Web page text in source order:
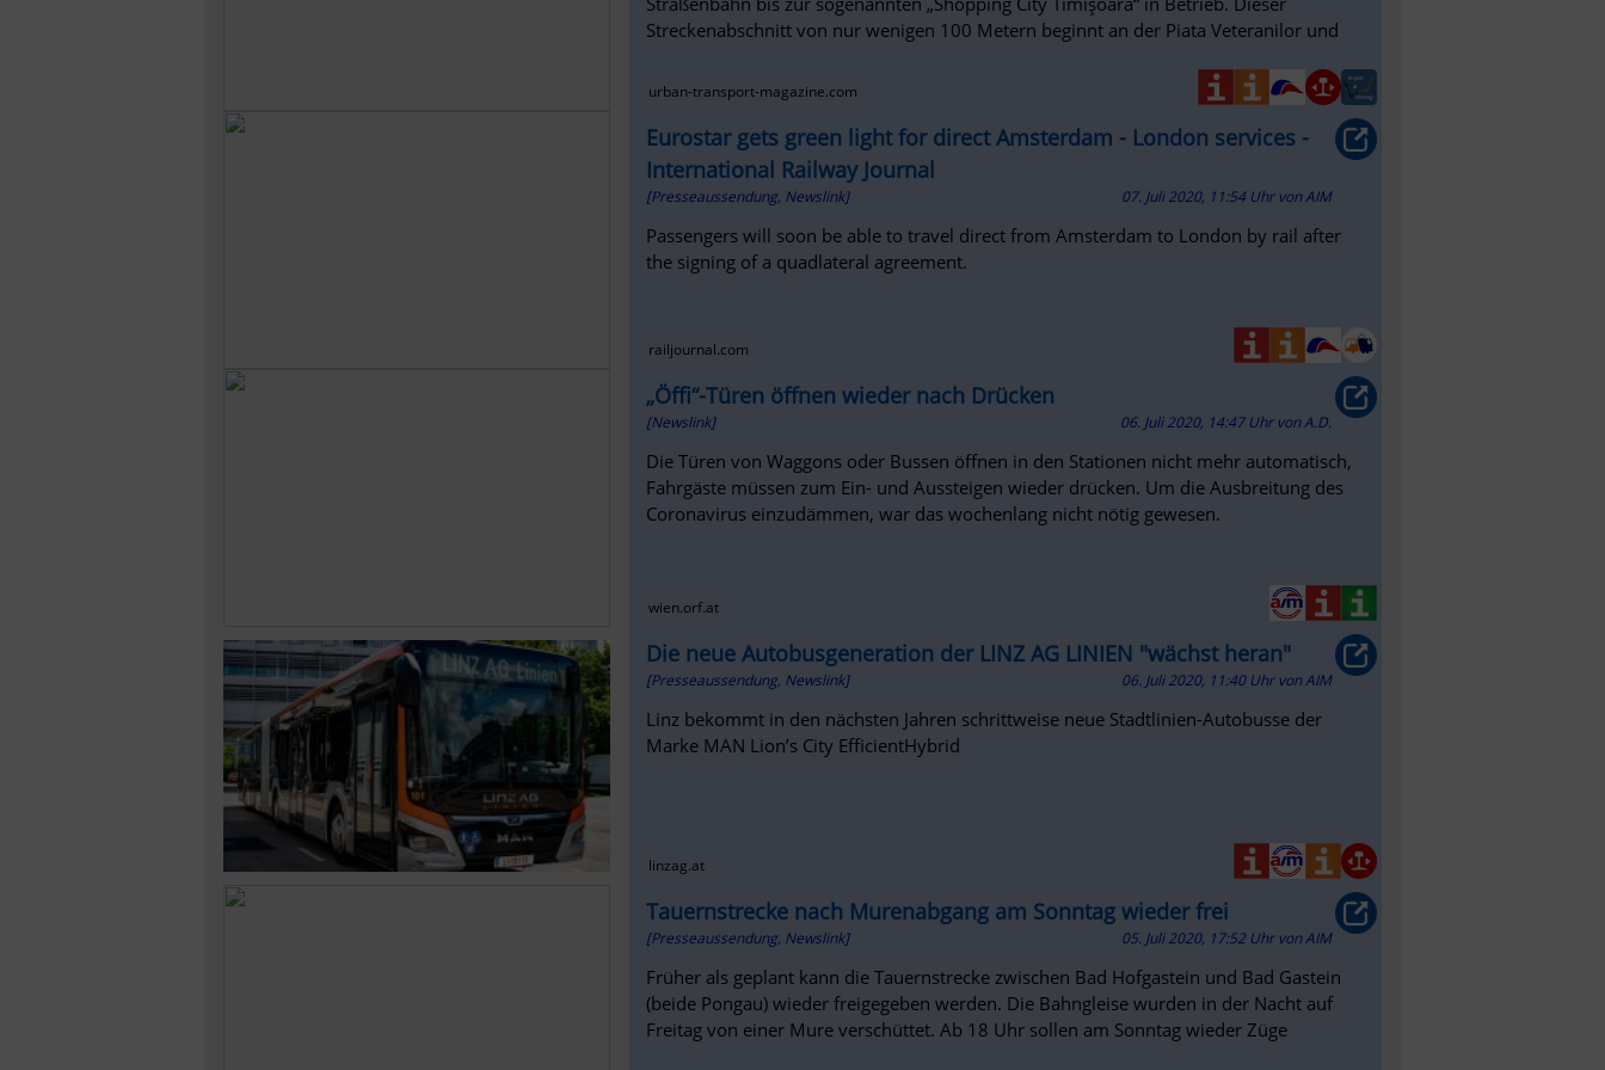
Streckenabschnitt von nur wenigen 100 Metern beginnt an der Piata Veteranilor und
urban-transport-magazine.com
Eurostar gets green light for direct Amsterdam - London services -
International Railway Journal
[Presseaussendung, Newslink] 07. Juli 2020, 11:54 Uhr vonAIM
Passengers will soon be able to travel direct from Amsterdam to London by rail after
the signing of a quadlateral agreement.
railjournal.com
„Öffi“-Türen öffnen wieder nach Drücken
[Newslink] 06. Juli 2020, 14:47 Uhr vonA.D.
Die Türen von Waggons oder Bussen öffnen in den Stationen nicht mehr automatisch,
Fahrgäste müssen zum Ein- und Aussteigen wieder drücken. Um die Ausbreitung des
Coronavirus einzudämmen, war das wochenlang nicht nötig gewesen.
wien.orf.at
Die neue Autobusgeneration der LINZ AG LINIEN "wächst heran"
[Presseaussendung, Newslink] 06. Juli 2020, 11:40 Uhr vonAIM
Linz bekommt in den nächsten Jahren schrittweise neue Stadtlinien-Autobusse der
Marke MAN Lion’s City EfficientHybrid
linzag.at
Tauernstrecke nach Murenabgang am Sonntag wieder frei
[Presseaussendung, Newslink] 05. Juli 2020, 17:52 Uhr vonAIM
Früher als geplant kann die Tauernstrecke zwischen Bad Hofgastein und Bad Gastein
(beide Pongau) wieder freigegeben werden. Die Bahngleise wurden in der Nacht auf
Freitag von einer Mure verschüttet. Ab 18 Uhr sollen am Sonntag wieder Züge